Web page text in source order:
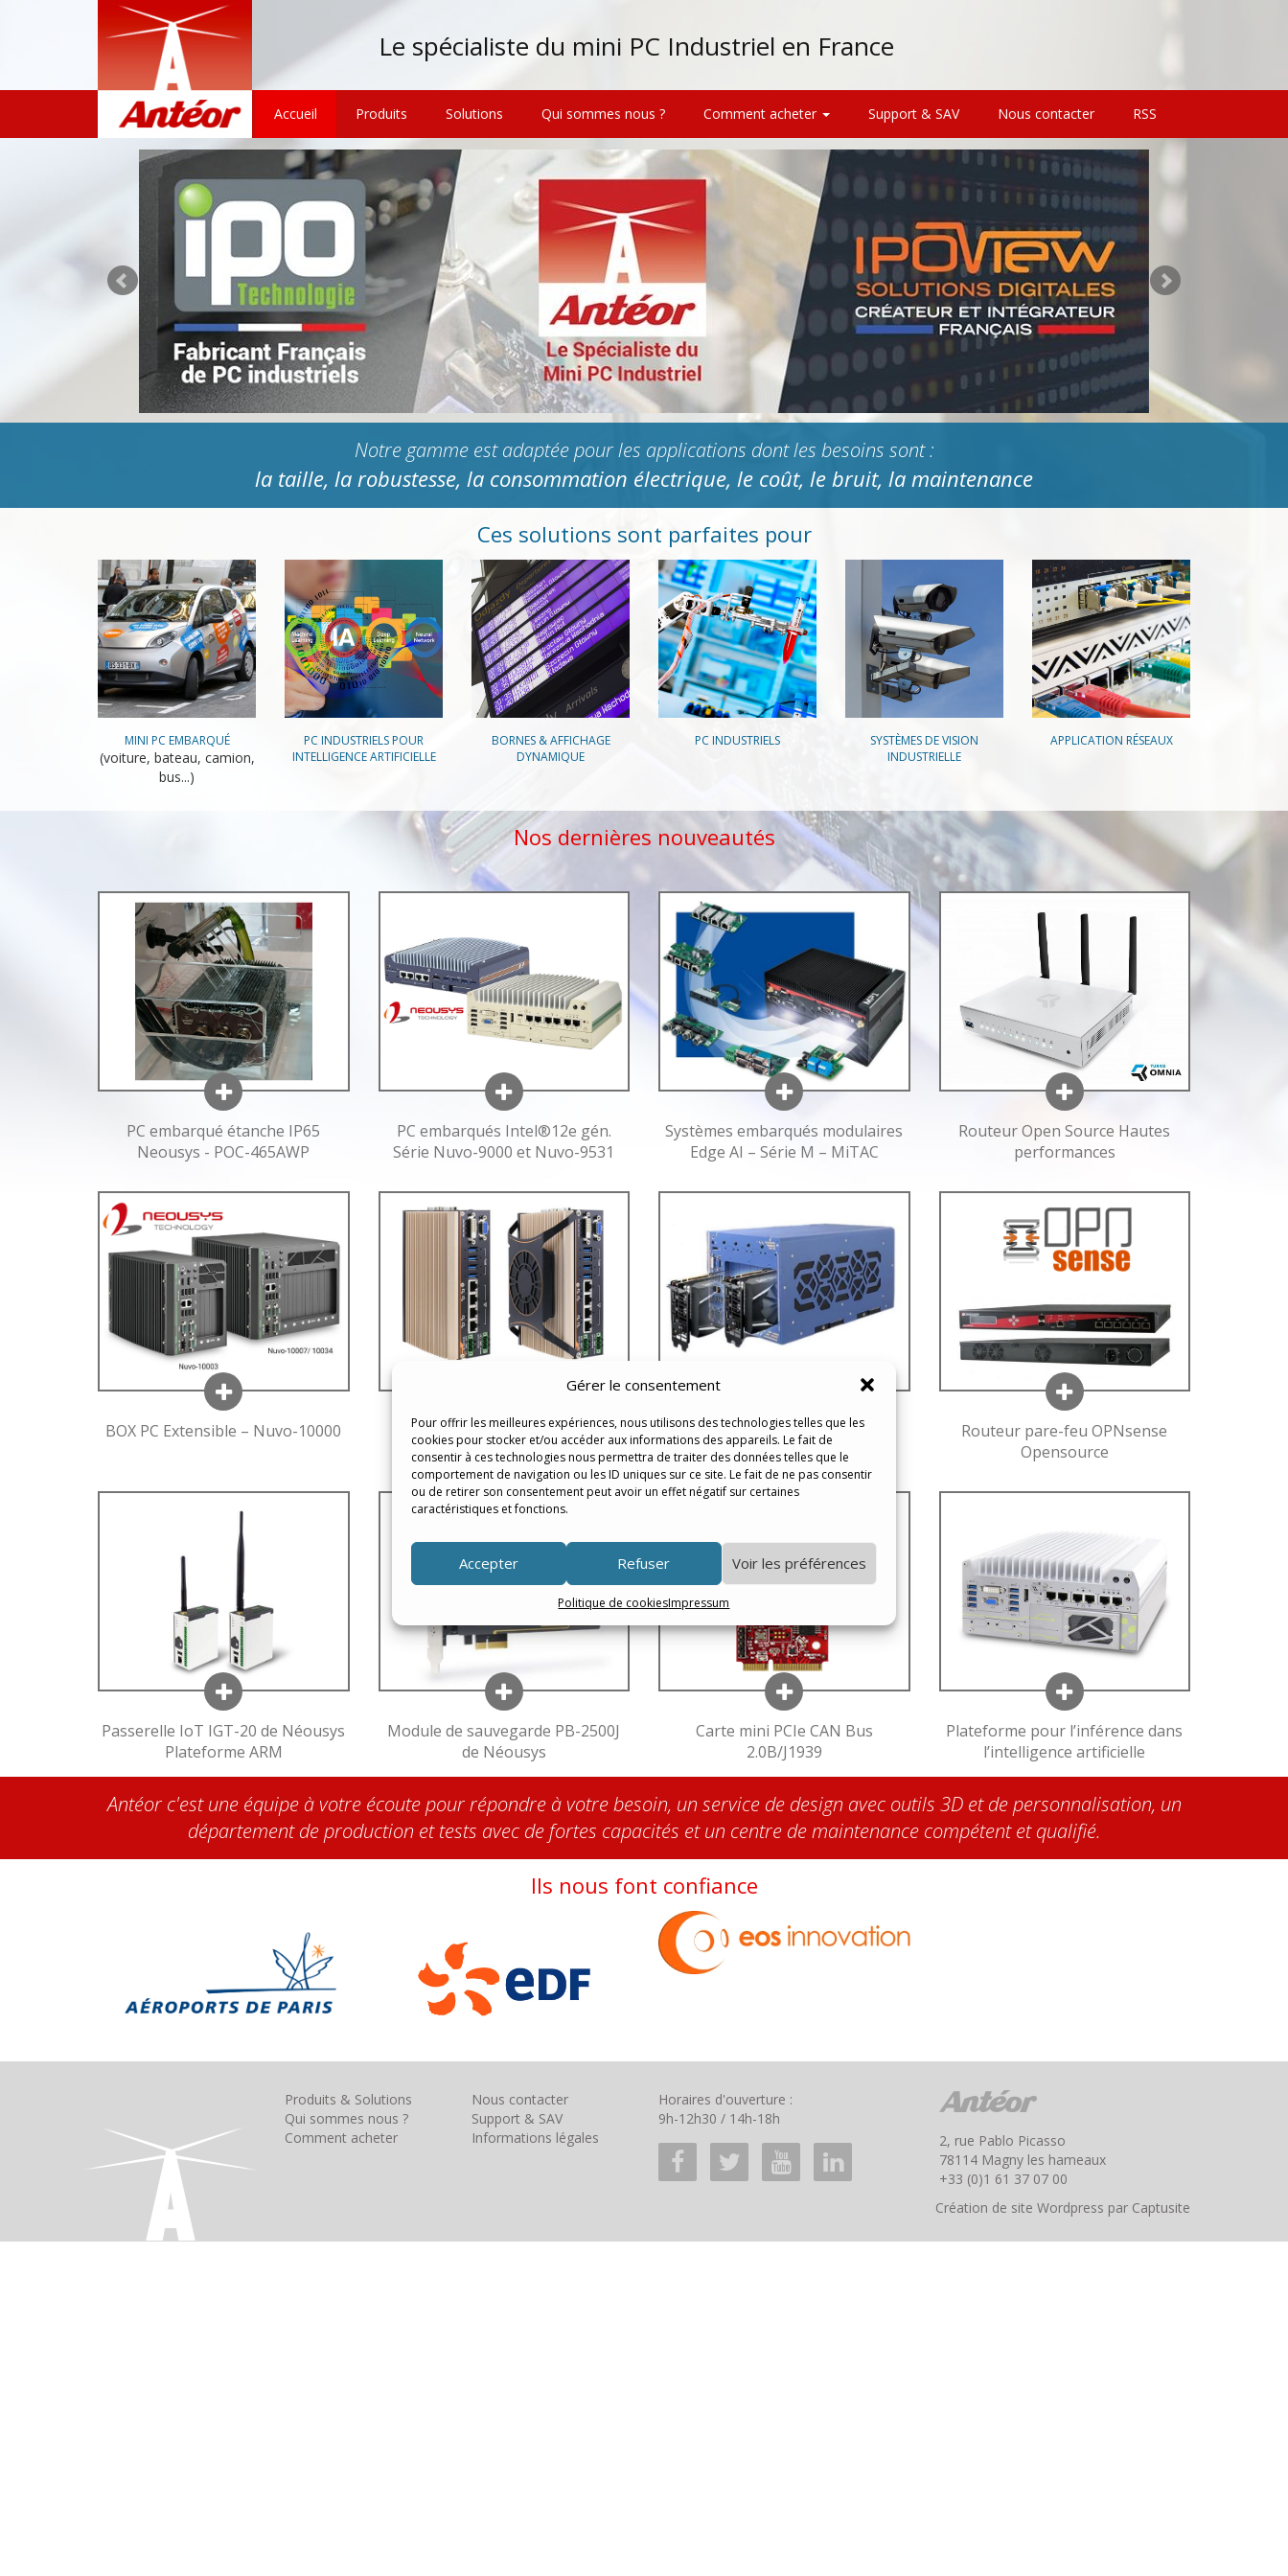
Gérer le consentement
Pour offrir les meilleures expériences, nous utilisons des technologies telles que les
cookies pour stocker et/ou accéder aux informations des appareils. Le fait de
consentir à ces technologies nous permettra de traiter des données telles que le
comportement de navigation ou les ID uniques sur ce site. Le fait de ne pas consentir
ou de retirer son consentement peut avoir un effet négatif sur certaines
caractéristiques et fonctions.
Accepter Refuser Voir les préférences
Politique de cookiesImpressum
Le spécialiste du mini PC Industriel en France
Accueil Produits Solutions Qui sommes nous ? Comment acheter Support & SAV Nous contacter RSS
Notre gamme est adaptée pour les applications dont les besoins sont :
la taille, la robustesse, la consommation électrique, le coût, le bruit, la maintenance
Ces solutions sont parfaites pour
MINI PC EMBARQUÉ
(voiture, bateau, camion,
bus...)
PC INDUSTRIELS POUR
INTELLIGENCE ARTIFICIELLE
BORNES & AFFICHAGE
DYNAMIQUE
PC INDUSTRIELS
SYSTÈMES DE VISION
INDUSTRIELLE
APPLICATION RÉSEAUX
Nos dernières nouveautés
PC embarqué étanche IP65
Neousys - POC-465AWP
PC embarqués Intel®12e gén.
Série Nuvo-9000 et Nuvo-9531
Systèmes embarqués modulaires
Edge AI – Série M – MiTAC
Routeur Open Source Hautes
performances
BOX PC Extensible – Nuvo-10000
Série POC-500 pour SoC AMD
Ryzen Embedded V1000
Nuvo-8208GC avec deux cartes
NVIDIA pour GPU Computing
Routeur pare-feu OPNsense
Opensource
Passerelle IoT IGT-20 de Néousys
Plateforme ARM
Module de sauvegarde PB-2500J
de Néousys
Carte mini PCIe CAN Bus
2.0B/J1939
Plateforme pour l’inférence dans
l’intelligence artificielle
Antéor c'est une équipe à votre écoute pour répondre à votre besoin, un service de design avec outils 3D et de personnalisation, un
département de production et tests avec de fortes capacités et un centre de maintenance compétent et qualifié.
Ils nous font confiance
Produits & Solutions
Qui sommes nous ?
Comment acheter
Nous contacter
Support & SAV
Informations légales
Horaires d'ouverture :
9h-12h30 / 14h-18h
2, rue Pablo Picasso
78114 Magny les hameaux
+33 (0)1 61 37 07 00
Création de site Wordpress par Captusite